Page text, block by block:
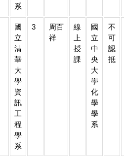
系
國
立
清
華
大
學
資
訊
工
程
學
系
3
周百
祥
線
上
授
課
國
立
中
央
大
學
化
學
學
系
不
可
認
抵